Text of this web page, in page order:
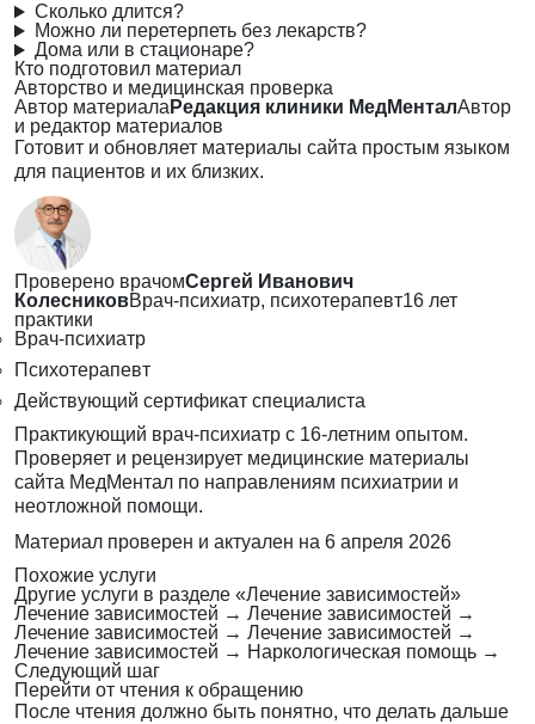
Сколько длится?
Можно ли перетерпеть без лекарств?
Дома или в стационаре?
Кто подготовил материал
Авторство и медицинская проверка
Автор материала Редакция клиники МедМенталАвтор
и редактор материалов
Готовит и обновляет материалы сайта простым языком
для пациентов и их близких.
Проверено врачомСергей Иванович
КолесниковВрач-психиатр, психотерапевт16 лет
практики
Врач-психиатр
Психотерапевт
Действующий сертификат специалиста
Практикующий врач-психиатр с 16-летним опытом.
Проверяет и рецензирует медицинские материалы
сайта МедМентал по направлениям психиатрии и
неотложной помощи.
Материал проверен и актуален на 6 апреля 2026
Похожие услуги
Другие услуги в разделе «Лечение зависимостей»
Лечение зависимостей → Лечение зависимостей →
Лечение зависимостей → Лечение зависимостей →
Лечение зависимостей → Наркологическая помощь →
Следующий шаг
Перейти от чтения к обращению
После чтения должно быть понятно, что делать дальше